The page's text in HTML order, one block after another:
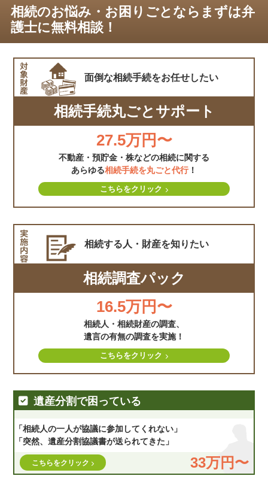
相続のお悩み・お困りごとならまずは弁
護士に無料相談！
面倒な相続手続をお任せしたい
相続手続丸ごとサポート
27.5万円〜
不動産・預貯金・株などの相続に関する
あらゆる相続手続を丸ごと代行！
こちらをクリック
相続する人・財産を知りたい
相続調査パック
16.5万円〜
相続人・相続財産の調査、
遺言の有無の調査を実施！
こちらをクリック
遺産分割で困っている
「相続人の一人が協議に参加してくれない」
「突然、遺産分割協議書が送られてきた」
33万円〜
こちらをクリック